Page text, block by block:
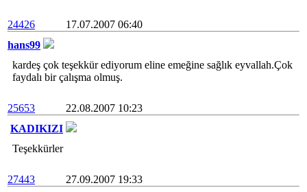
24426
17.07.2007 06:40
hans99
kardeş çok teşekkür ediyorum eline emeğine sağlık eyvallah.Çok
faydalı bir çalışma olmuş.
25653
22.08.2007 10:23
KADIKIZI
Teşekkürler
27443
27.09.2007 19:33